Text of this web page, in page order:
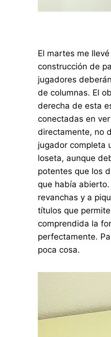
El martes me
construcción de
jugadores
de columnas. El
derecha de esta
conectadas en
directamente, no
jugador completa
loseta, aunque
potentes que los
que había
revanchas y a
títulos que
comprendida la
perfectamente.
poca cosa.